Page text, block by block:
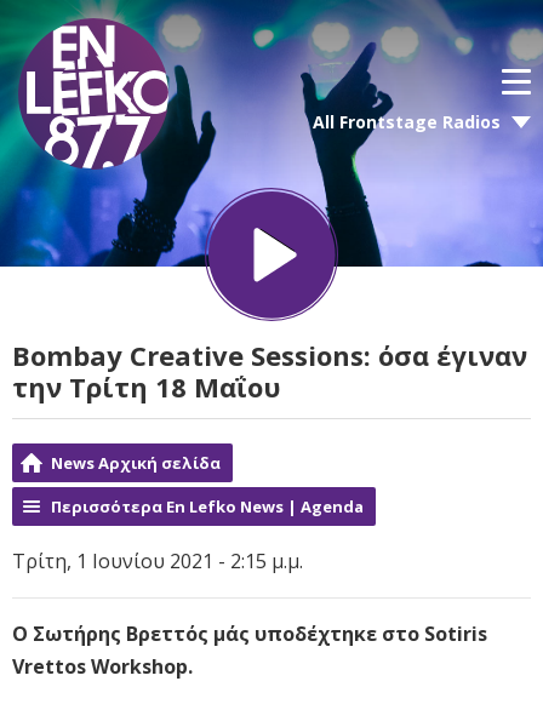
All Frontstage Radios
Bombay Creative Sessions: όσα έγιναν
την Τρίτη 18 Μαΐου
News Αρχική σελίδα
Περισσότερα En Lefko News | Agenda
Τρίτη, 1 Ιουνίου 2021 - 2:15 μ.μ.
Ο Σωτήρης Βρεττός μάς υποδέχτηκε στο Sotiris
Vrettos Workshop.